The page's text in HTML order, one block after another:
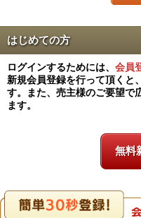
はじめての方
ログインするためには、 会員
新規会員登録を行って頂くと
す。また、売主様のご要望で
ます。
無料